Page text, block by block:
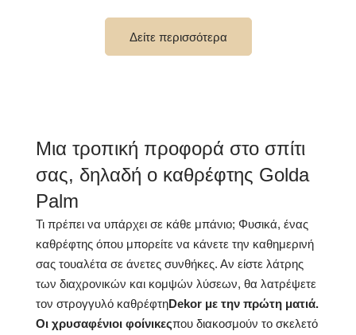
έως 15 000 ώρες/ Phillips
LED 45 000h
Philips LED 6500K
Τρέχουσα κατανάλωση 9,6 W / m
Βαθμός προστασίας IP20
Δείτε περισσότερα
Μια τροπική προφορά στο σπίτι
σας, δηλαδή ο καθρέφτης Golda
Palm
Τι πρέπει να υπάρχει σε κάθε μπάνιο; Φυσικά, ένας
καθρέφτης όπου μπορείτε να κάνετε την καθημερινή
σας τουαλέτα σε άνετες συνθήκες. Αν είστε λάτρης
των διαχρονικών και κομψών λύσεων, θα λατρέψετε
τον στρογγυλό καθρέφτηDekor με την πρώτη ματιά.
Οι χρυσαφένιοι φοίνικεςπου διακοσμούν το σκελετό